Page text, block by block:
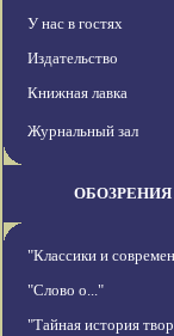
У нас в гостях
Издательство
Книжная лавка
Журнальный зал
ОБОЗРЕНИЯ
"Классики и
"Слово о..."
"Тайная история